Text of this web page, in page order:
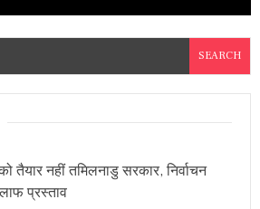
तैयार नहीं तमिलनाडु सरकार, निर्वाचन
प्रस्ताव